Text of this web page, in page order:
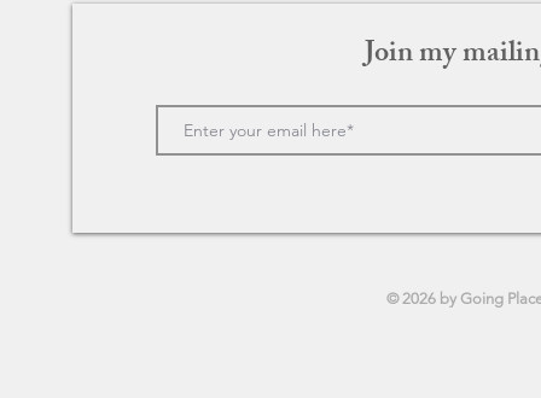
GOGO(ゴゴ) 94歳の小学生
Join my
© 2026 by Going